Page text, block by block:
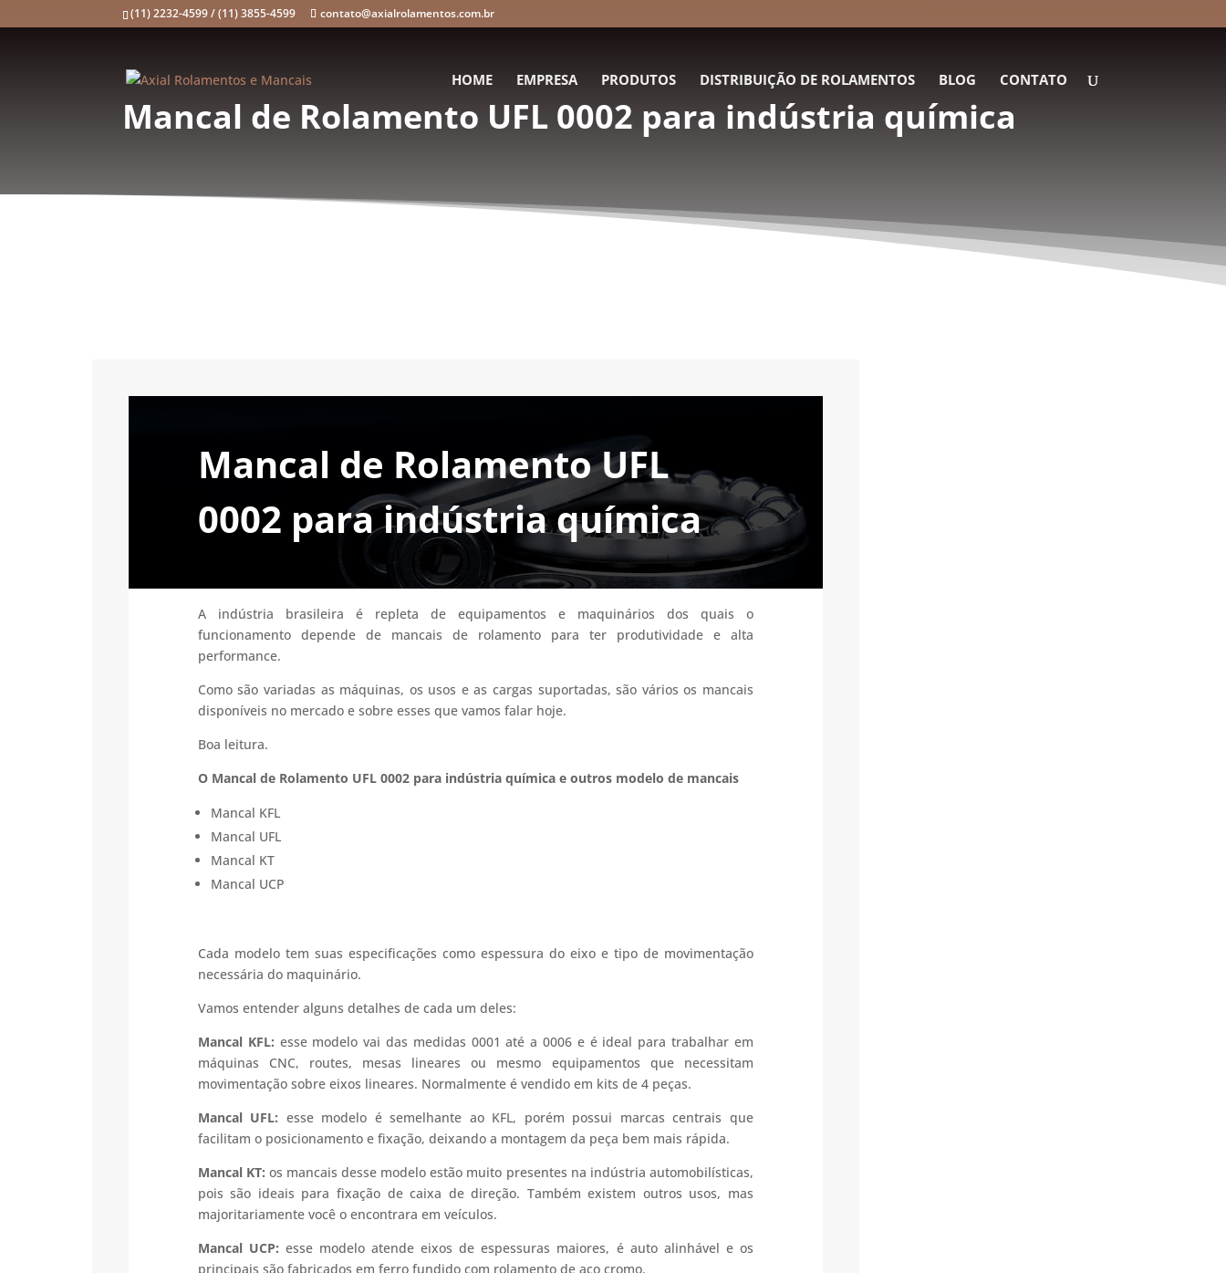
(11) 2232-4599 / (11) 3855-4599 contato@axialrolamentos.com.br
HOME EMPRESA PRODUTOS DISTRIBUIÇÃO DE ROLAMENTOS BLOG CONTATO
Mancal de Rolamento UFL 0002 para indústria química
Mancal de Rolamento UFL
0002 para indústria química
A indústria brasileira é repleta de equipamentos e maquinários dos quais o
funcionamento depende de mancais de rolamento para ter produtividade e alta
performance.
Como são variadas as máquinas, os usos e as cargas suportadas, são vários os mancais
disponíveis no mercado e sobre esses que vamos falar hoje.
Boa leitura.
O Mancal de Rolamento UFL 0002 para indústria química e outros modelo de mancais
Mancal KFL
Mancal UFL
Mancal KT
Mancal UCP
Cada modelo tem suas especificações como espessura do eixo e tipo de movimentação
necessária do maquinário.
Vamos entender alguns detalhes de cada um deles:
Mancal KFL: esse modelo vai das medidas 0001 até a 0006 e é ideal para trabalhar em
máquinas CNC, routes, mesas lineares ou mesmo equipamentos que necessitam
movimentação sobre eixos lineares. Normalmente é vendido em kits de 4 peças.
Mancal UFL: esse modelo é semelhante ao KFL, porém possui marcas centrais que
facilitam o posicionamento e fixação, deixando a montagem da peça bem mais rápida.
Mancal KT:os mancais desse modelo estão muito presentes na indústria automobilísticas,
pois são ideais para fixação de caixa de direção. Também existem outros usos, mas
majoritariamente você o encontrara em veículos.
Mancal UCP:esse modelo atende eixos de espessuras maiores, é auto alinhável e os
principais são fabricados em ferro fundido com rolamento de aço cromo.